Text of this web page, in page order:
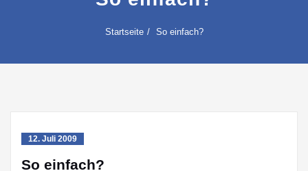
Startseite So einfach?
12. Juli 2009
So einfach?